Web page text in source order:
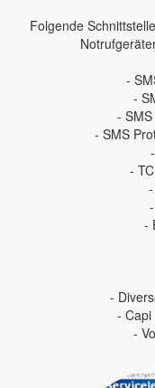
Folgende
-
-
-
- SMS
-
-
-
- Capi
-